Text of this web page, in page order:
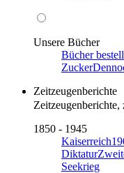
Unsere Bücher
Bücher
Zucker
Zeitzeugenberichte
1850 - 1945
Kaiserreich
Diktatur
Seekrieg